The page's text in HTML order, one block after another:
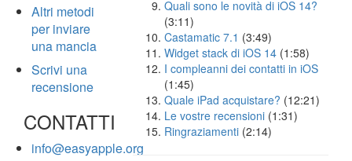
Altri metodi
per inviare
una mancia
Scrivi una
recensione
CONTATTI
info@easyapple.org
Quali sono le novità di iOS 14?
(3:11)
Castamatic 7.1 (3:49)
Widget stack di iOS 14 (1:58)
I compleanni dei contatti in iOS
(1:45)
Quale iPad acquistare? (12:21)
Le vostre recensioni (1:31)
Ringraziamenti (2:14)